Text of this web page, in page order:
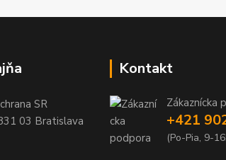
SR
03 Bratislava
Kontakt
Zákaznícka
+421
(Po-Pia, 9-